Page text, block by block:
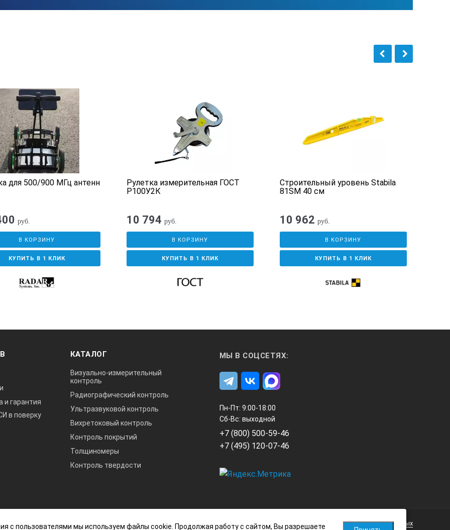
для 500/900 МГц антенн
руб.
В КОРЗИНУ
КУПИТЬ В 1 КЛИК
Рулетка измерительная ГОСТ
Р100У2К
10 794 руб.
В КОРЗИНУ
КУПИТЬ В 1 КЛИК
Строительный уровень Stabila
81SM 40 см
10 962 руб.
В КОРЗИНУ
КУПИТЬ В 1 КЛИК
и гарантия
в поверку
КАТАЛОГ
Визуально-измерительный
контроль
Радиографический контроль
Ультразвуковой контроль
Вихретоковый контроль
Контроль покрытий
Толщиномеры
Контроль твердости
МЫ В СОЦСЕТЯХ:
Пн-Пт: 9:00-18:00
Сб-Вс: выходной
+7 (800) 500-59-46
+7 (495) 120-07-46
интернет-сайт носит исключительно
Политика обработки персональных данных
с пользователями мы используем файлы cookie. Продолжая работу с сайтом, Вы разрешаете